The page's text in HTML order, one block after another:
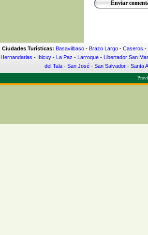
Ciudades Turísticas: Basavilbaso- Brazo Largo- Caseros -
Hernandarias - Ibicuy - La Paz - Larroque - Libertador San
del Tala- San José- San Salvador- Santa